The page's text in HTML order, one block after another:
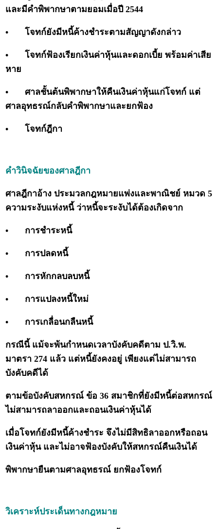
และมีคำพิพากษาตามยอมเมื่อปี 2544
• โจทก์ยังมีหนี้ค้างชำระตามสัญญาดังกล่าว
•
โจทก์ฟ้องเรียกเงินค่าหุ้นและดอกเบี้ย พร้อมค่าเสีย
หาย
•
ศาลชั้นต้นพิพากษาให้คืนเงินค่าหุ้นแก่โจทก์ แต่
ศาลอุทธรณ์กลับคำพิพากษาและยกฟ้อง
• โจทก์ฎีกา
คำวินิจฉัยของศาลฎีกา
ศาลฎีกาอ้าง ประมวลกฎหมายแพ่งและพาณิชย์ หมวด 5
ความระงับแห่งหนี้ ว่าหนี้จะระงับได้ต้องเกิดจาก
• การชำระหนี้
• การปลดหนี้
• การหักกลบลบหนี้
• การแปลงหนี้ใหม่
• การเกลื่อนกลืนหนี้
กรณีนี้ แม้จะพ้นกำหนดเวลาบังคับคดีตาม ป.วิ.พ.
มาตรา 274 แล้ว แต่หนี้ยังคงอยู่ เพียงแต่ไม่สามารถ
บังคับคดีได้
ตามข้อบังคับสหกรณ์ ข้อ 36 สมาชิกที่ยังมีหนี้ต่อสหกรณ์
ไม่สามารถลาออกและถอนเงินค่าหุ้นได้
เมื่อโจทก์ยังมีหนี้ค้างชำระ จึงไม่มีสิทธิลาออกหรือถอน
เงินค่าหุ้น และไม่อาจฟ้องบังคับให้สหกรณ์คืนเงินได้
พิพากษายืนตามศาลอุทธรณ์ ยกฟ้องโจทก์
วิเคราะห์ประเด็นทางกฎหมาย